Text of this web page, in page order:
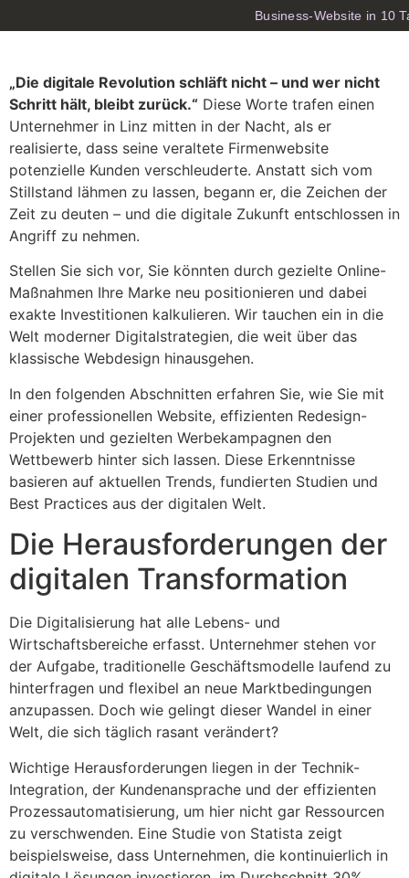
Business-Website in
„Die digitale Revolution schläft nicht – und wer nicht
Schritt hält, bleibt zurück.“ Diese Worte trafen einen
Unternehmer in Linz mitten in der Nacht, als er
realisierte, dass seine veraltete Firmenwebsite
potenzielle Kunden verschleuderte. Anstatt sich vom
Stillstand lähmen zu lassen, begann er, die Zeichen der
Zeit zu deuten – und die digitale Zukunft entschlossen in
Angriff zu nehmen.
Stellen Sie sich vor, Sie könnten durch gezielte Online-
Maßnahmen Ihre Marke neu positionieren und dabei
exakte Investitionen kalkulieren. Wir tauchen ein in die
Welt moderner Digitalstrategien, die weit über das
klassische Webdesign hinausgehen.
In den folgenden Abschnitten erfahren Sie, wie Sie mit
einer professionellen Website, effizienten Redesign-
Projekten und gezielten Werbekampagnen den
Wettbewerb hinter sich lassen. Diese Erkenntnisse
basieren auf aktuellen Trends, fundierten Studien und
Best Practices aus der digitalen Welt.
Die Herausforderungen der
digitalen Transformation
Die Digitalisierung hat alle Lebens- und
Wirtschaftsbereiche erfasst. Unternehmer stehen vor
der Aufgabe, traditionelle Geschäftsmodelle laufend zu
hinterfragen und flexibel an neue Marktbedingungen
anzupassen. Doch wie gelingt dieser Wandel in einer
Welt, die sich täglich rasant verändert?
Wichtige Herausforderungen liegen in der Technik-
Integration, der Kundenansprache und der effizienten
Prozessautomatisierung, um hier nicht gar Ressourcen
zu verschwenden. Eine Studie von Statista zeigt
beispielsweise, dass Unternehmen, die kontinuierlich in